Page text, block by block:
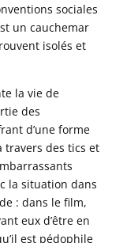
sociales
un cauchemar
isolés et
la vie de
des
d’une forme
travers des tics et
la situation dans
: dans le film,
eux d’être en
est pédophile